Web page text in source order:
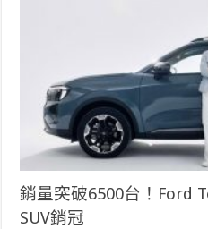
銷量突破6500台！Ford
SUV銷冠